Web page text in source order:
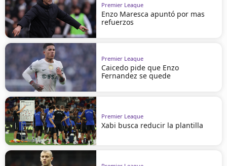
Premier League
Enzo Maresca apuntó por mas
refuerzos
Premier League
Caicedo pide que Enzo
Fernandez se quede
Premier League
Xabi busca reducir la plantilla